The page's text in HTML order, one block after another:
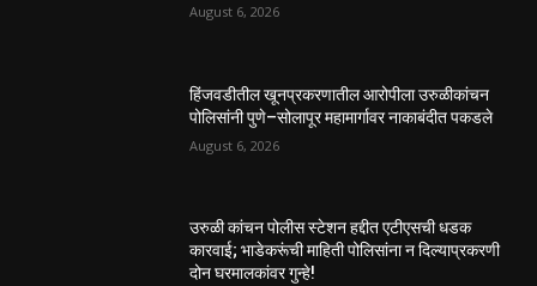
August 6, 2026
हिंजवडीतील खूनप्रकरणातील आरोपीला उरुळीकांचन
पोलिसांनी पुणे–सोलापूर महामार्गावर नाकाबंदीत पकडले
August 6, 2026
उरुळी कांचन पोलीस स्टेशन हद्दीत एटीएसची धडक
कारवाई; भाडेकरूंची माहिती पोलिसांना न दिल्याप्रकरणी
दोन घरमालकांवर गुन्हे!